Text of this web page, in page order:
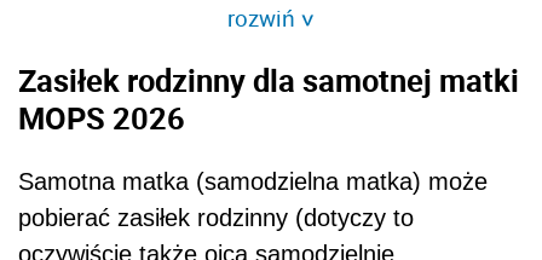
rozwiń>
Zasiłek rodzinny dla samotnej matki
MOPS 2026
Samotna matka (samodzielna matka) może
pobierać zasiłek rodzinny (dotyczy to
oczywiście także ojca samodzielnie